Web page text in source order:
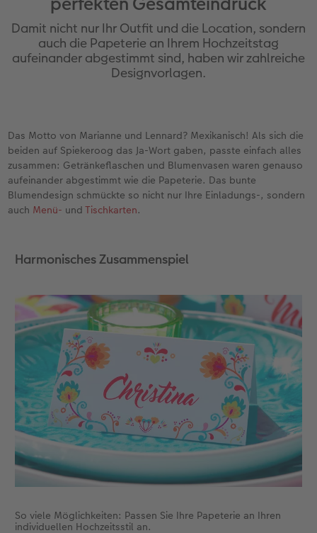
Personalisierter Schuber
Erinnerungstasche
CEWE FOTOBUCH Kids
Erste Schritte
Bestellwege
Webinare
Coffeetable Book «Art Collection»
Zubehör
Nature Prints
Premium Poster
Fotosets
Sofortfotos
Passfotos
Zubehör
Photo Streetmap Poster
Fotocollage
hexxas
Alu Dibond
Foto auf Holz
Gallery Print
Wandgestaltung
Zubehör
Weitere Anlässe
Klappkarten
Fotokarten
Einzelkarten im Direktversand
Spiele
Schule & Büro
Haustiere
Art Prints
Foto-Geschenkbox
Geschenkidee
Neuheiten
Silikonhüllen
Kunststoffhüllen
Lederhüllen
Handykette
Mit Design
Wandkalender mit Design
Wandkalender A4
Wandkalender A4 Panorama
Tischkalender Quadratisch
Zubehör
Sofortgrusskarten
Sofortfotosets
Sofortcollagen
Biometrische Passfotos
Filiale finden
Zum Geburtstag
Muttertagsgeschenke
Geschenke zum Abschied
für Brautpaare
für den JGA
Hochzeit
Jahrbuch
Fotowettbewerbe
Damit nicht nur Ihr Outfit und die Location, sondern
auch die Papeterie an Ihrem Hochzeitstag
aufeinander abgestimmt sind, haben wir zahlreiche
Designvorlagen.
Das Motto von Marianne und Lennard? Mexikanisch! Als sich die
beiden auf Spiekeroog das Ja-Wort gaben, passte einfach alles
zusammen: Getränkeflaschen und Blumenvasen waren genauso
aufeinander abgestimmt wie die Papeterie. Das bunte
Blumendesign schmückte so nicht nur Ihre Einladungs-, sondern
auch Menü- undTischkarten.
Harmonisches Zusammenspiel
So viele Möglichkeiten: Passen Sie Ihre Papeterie an Ihren
individuellen Hochzeitsstil an.